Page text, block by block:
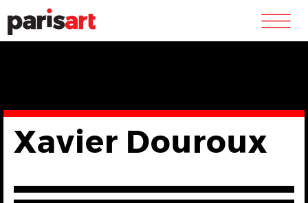
m
Xavier Douroux